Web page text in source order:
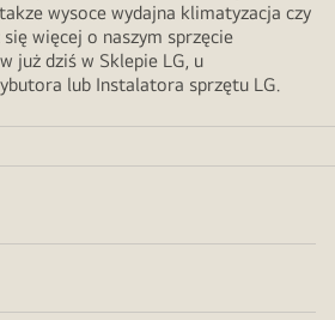
wysoce wydajna klimatyzacja czy
się więcej o naszym sprzęcie
już dziś w Sklepie LG, u
lub Instalatora sprzętu LG.